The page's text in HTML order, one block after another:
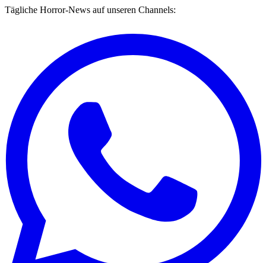
Tägliche Horror-News auf unseren Channels: